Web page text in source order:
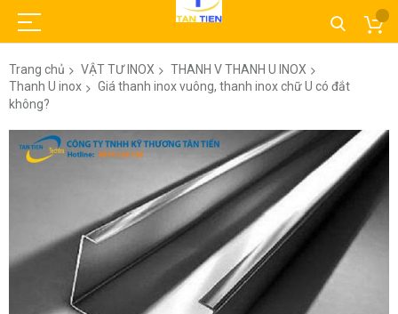
Trang chủ VẬT TƯ INOX
THANH V THANH U INOX
Thanh U inox
Giá thanh inox vuông, thanh inox chữ U có đắt
không?
Chuyển
đến
phần
ảnh